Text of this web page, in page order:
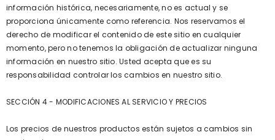
información histórica, necesariamente, no es actual y se
proporciona únicamente como referencia. Nos reservamos el
derecho de modificar el contenido de este sitio en cualquier
momento, pero no tenemos la obligación de actualizar ninguna
información en nuestro sitio. Usted acepta que es su
responsabilidad controlar los cambios en nuestro sitio.
SECCIÓN 4 - MODIFICACIONES AL SERVICIO Y PRECIOS
Los precios de nuestros productos están sujetos a cambios sin